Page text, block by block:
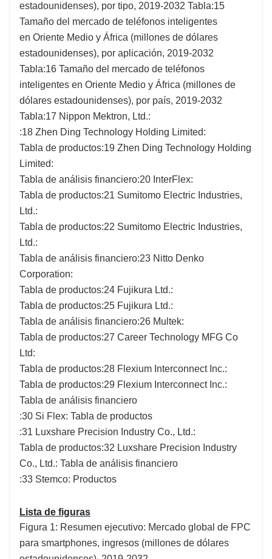
estadounidenses), por tipo, 2019-2032 Tabla:15
Tamaño del mercado de teléfonos inteligentes
en Oriente Medio y África (millones de dólares
estadounidenses), por aplicación, 2019-2032
Tabla:16 Tamaño del mercado de teléfonos
inteligentes en Oriente Medio y África (millones de
dólares estadounidenses), por país, 2019-2032
Tabla:17 Nippon Mektron, Ltd.:
:18 Zhen Ding Technology Holding Limited:
Tabla de productos:19 Zhen Ding Technology Holding
Limited:
Tabla de análisis financiero:20 InterFlex:
Tabla de productos:21 Sumitomo Electric Industries,
Ltd.:
Tabla de productos:22 Sumitomo Electric Industries,
Ltd.:
Tabla de análisis financiero:23 Nitto Denko
Corporation:
Tabla de productos:24 Fujikura Ltd.:
Tabla de productos:25 Fujikura Ltd.:
Tabla de análisis financiero:26 Multek:
Tabla de productos:27 Career Technology MFG Co
Ltd:
Tabla de productos:28 Flexium Interconnect Inc.:
Tabla de productos:29 Flexium Interconnect Inc.:
Tabla de análisis financiero
:30 Si Flex: Tabla de productos
:31 Luxshare Precision Industry Co., Ltd.:
Tabla de productos:32 Luxshare Precision Industry
Co., Ltd.: Tabla de análisis financiero
:33 Stemco: Productos
Lista de figuras
Figura 1: Resumen ejecutivo: Mercado global de FPC
para smartphones, ingresos (millones de dólares